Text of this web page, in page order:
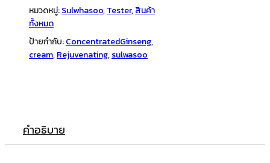
หมวดหมู่:Sulwhasoo,Tester,สินค้า
ทั้งหมด
ป้ายกำกับ:ConcentratedGinseng,
cream,Rejuvenating,sulwasoo
คำอธิบาย